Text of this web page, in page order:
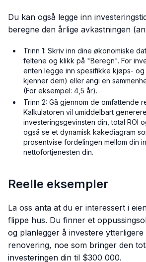
Du kan også legge inn
beregne den årlige avkastningen
Trinn 1: Skriv inn dine økonomiske
feltene og klikk på "Beregn". For
enten legge inn spesifikke kjøps- og
kjenner dem) eller angi en
(For eksempel: 4,5 år).
Trinn 2: Gå gjennom de omfattende
Kalkulatoren vil umiddelbart generere
investeringsgevinsten din, total ROI
også se et dynamisk kakediagram
prosentvise fordelingen mellom din
nettofortjenesten din.
Reelle eksempler
La oss anta at du er interessert i
flippe hus. Du finner et
og planlegger å investere
renovering, noe som bringer den
investeringen din til $300 000.